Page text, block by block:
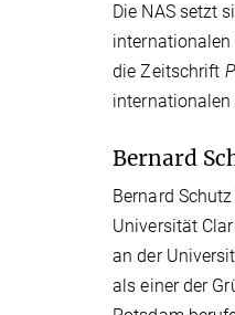
Die NAS setzt
internationalen
die Zeitschrift
Bernard
Bernard
Universität
an der
als einer der